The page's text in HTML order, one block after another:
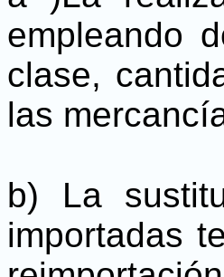
empleando
clase,
las
b) La
importadas